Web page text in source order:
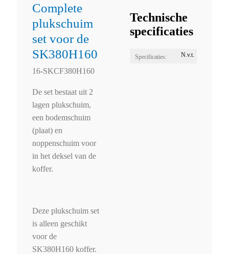
Complete
plukschuim
set voor de
SK380H160
16-SKCF380H160
De set bestaat uit 2
lagen plukschuim,
een bodemschuim
(plaat) en
noppenschuim voor
in het deksel van de
koffer.
Deze plukschuim set
is alleen geschikt
voor de
SK380H160 koffer.
Technische
specificaties
Specificaties: N.v.t.